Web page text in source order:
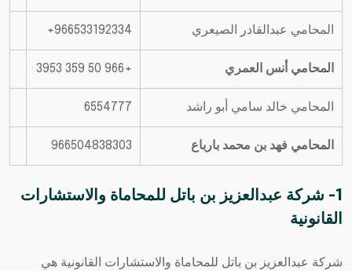
المحامي عبدالقادر الصيعري
المحامي أنس العمري +966 50 359 3953
المحامي خالد سامي أبو راشد 6554777
المحامي فهد بن محمد بارباع 966504838303
1- شركة عبدالعزيز بن باتل للمحاماة والاستشارات
القانونية
شركة عبدالعزيز بن باتل للمحاماة والاستشارات القانونية هي